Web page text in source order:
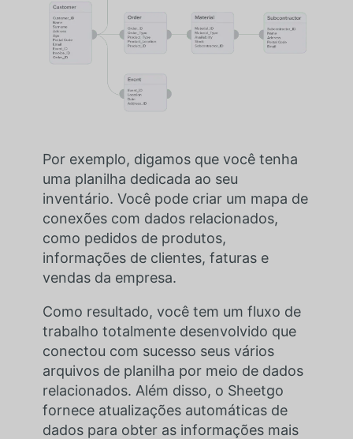
Por exemplo, digamos que você tenha
uma planilha dedicada ao seu
inventário. Você pode criar um mapa de
conexões com dados relacionados,
como pedidos de produtos,
informações de clientes, faturas e
vendas da empresa.
Como resultado, você tem um fluxo de
trabalho totalmente desenvolvido que
conectou com sucesso seus vários
arquivos de planilha por meio de dados
relacionados. Além disso, o Sheetgo
fornece atualizações automáticas de
dados para obter as informações mais